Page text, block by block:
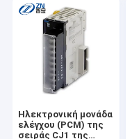
Ηλεκτρονική μονάδα
ελέγχου (PCM) της
σειράς CJ1 της